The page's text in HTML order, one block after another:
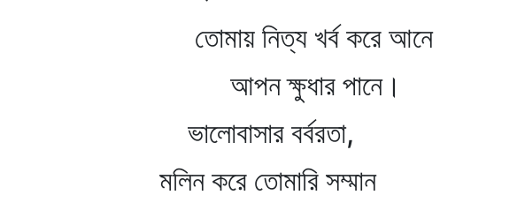
তোমায় নিত্য খর্ব করে আনে
আপন ক্ষুধার পানে।
ভালোবাসার বর্বরতা,
মলিন করে তোমারি সম্মান